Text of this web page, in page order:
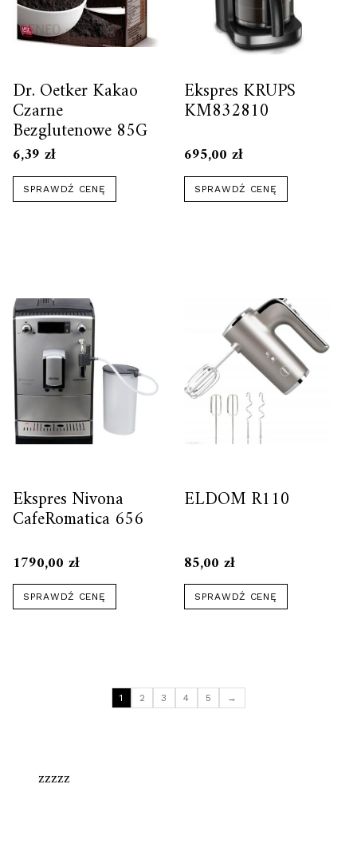
Dr. Oetker Kakao
Czarne
Bezglutenowe 85G
6,39 zł
SPRAWDŹ CENĘ
Ekspres KRUPS
KM832810
695,00zł
SPRAWDŹ CENĘ
Ekspres Nivona
CafeRomatica 656
1790,00 zł
SPRAWDŹ CENĘ
ELDOM R110
85,00zł
SPRAWDŹ CENĘ
1 2 3 4 5 →
zzzzz